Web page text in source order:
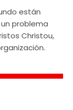
están
problema
Christou,